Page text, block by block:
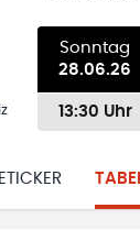
Sonntag
28.06.26
13:30 Uhr